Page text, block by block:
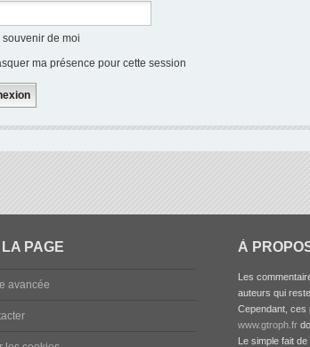
souvenir de moi
ma présence pour cette session
PAGE
avancée
À
Les
auteurs qui
Cependant, ces
www.gtroph.fr
Le simple fait